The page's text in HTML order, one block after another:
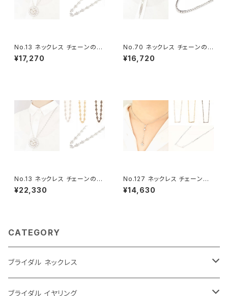
No.13 ネックレス チェーンのみ
（60センチ+アジャスター）
¥17,270
No.70 ネックレス チェーンの
み（70センチ+アジャスター）
¥16,720
No.13 ネックレス チェーンのみ
（80センチ+アジャスター）
¥22,330
No.127 ネックレス チェーンの
み（60センチ+アジャスター）
¥14,630
CATEGORY
ブライダル ネックレス
大ぶり
ブライダル イヤリング